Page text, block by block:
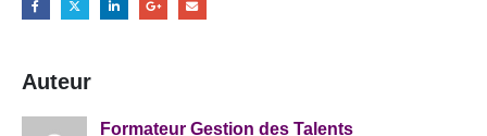
Auteur
Formateur Gestion des Talents